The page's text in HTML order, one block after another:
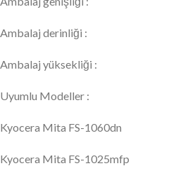
Ambalaj derinliği :
Ambalaj yüksekliği :
Uyumlu Modeller :
Kyocera Mita FS-1060dn
Kyocera Mita FS-1025mfp